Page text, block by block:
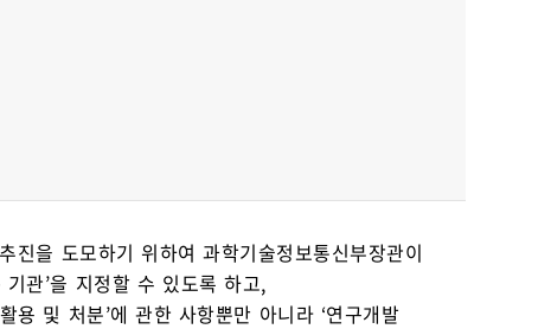
을 도모하기 위하여 과학기술정보통신부장관이
관’을 지정할 수 있도록 하고,
용 및 처분’에 관한 사항뿐만 아니라 ‘연구개발